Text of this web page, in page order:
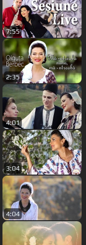
7:55
2:35
4:01
3:04
4:04